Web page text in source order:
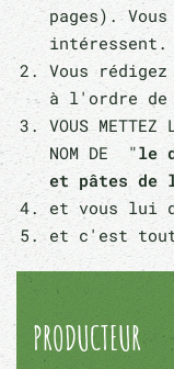
pages).
intéressent.
Vous rédigez
à l'ordre de
VOUS METTEZ
NOM DE "le
et pâtes de
et vous lui
et c'est
PRODUCTEUR